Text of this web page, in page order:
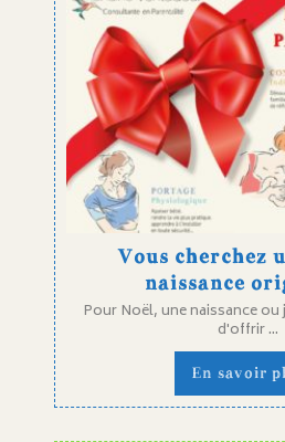
Vous cherchez
naissance
Pour Noël, une naissance
d'offrir ...
En savoir